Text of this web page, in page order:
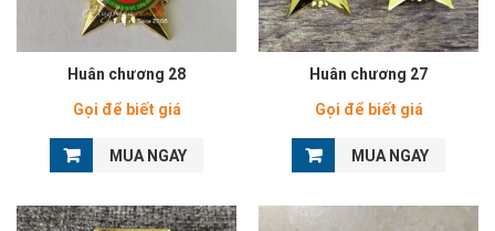
Huân chương 28
Gọi để biết giá
MUA NGAY
Huân chương 27
Gọi để biết giá
MUA NGAY